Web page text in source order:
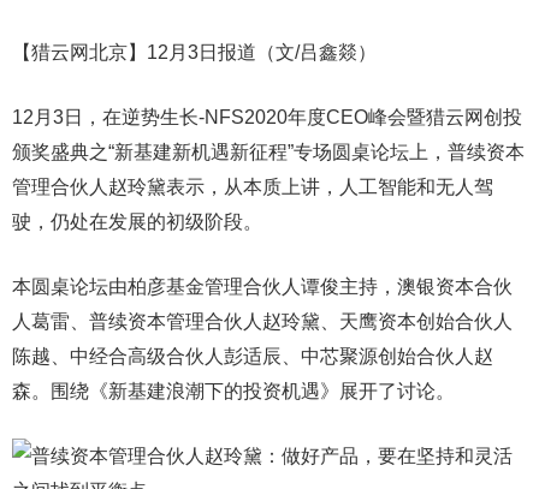
【猎云网北京】12月3日报道（文/吕鑫燚）
12月3日，在逆势生长-NFS2020年度CEO峰会暨猎云网创投
颁奖盛典之“新基建新机遇新征程”专场圆桌论坛上，普续资本
管理合伙人赵玲黛表示，从本质上讲，人工智能和无人驾
驶，仍处在发展的初级阶段。
本圆桌论坛由柏彦基金管理合伙人谭俊主持，澳银资本合伙
人葛雷、普续资本管理合伙人赵玲黛、天鹰资本创始合伙人
陈越、中经合高级合伙人彭适辰、中芯聚源创始合伙人赵
森。围绕《新基建浪潮下的投资机遇》展开了讨论。